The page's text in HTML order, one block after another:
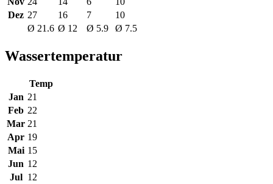
Dez 27 16 7
10
Ø 21.6 Ø 12 Ø 5.9 Ø 7.5
Wassertemperatur
Temp
Jan 21
Feb 22
Mar 21
Apr 19
Mai 15
Jun 12
Jul 12